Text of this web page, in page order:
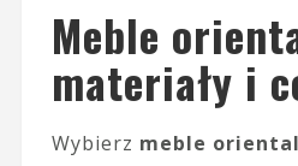
Meble
materiały i
Wybierz meble